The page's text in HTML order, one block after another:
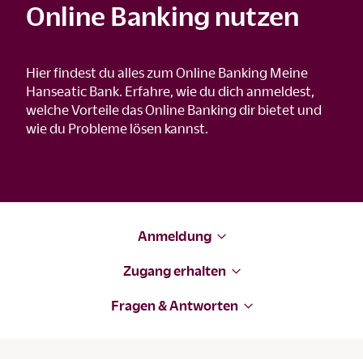
Online Banking nutzen
Hier findest du alles zum Online Banking Meine
Hanseatic Bank. Erfahre, wie du dich anmeldest,
welche Vorteile das Online Banking dir bietet und
wie du Probleme lösen kannst.
Anmeldung
Zugang erhalten
Fragen & Antworten